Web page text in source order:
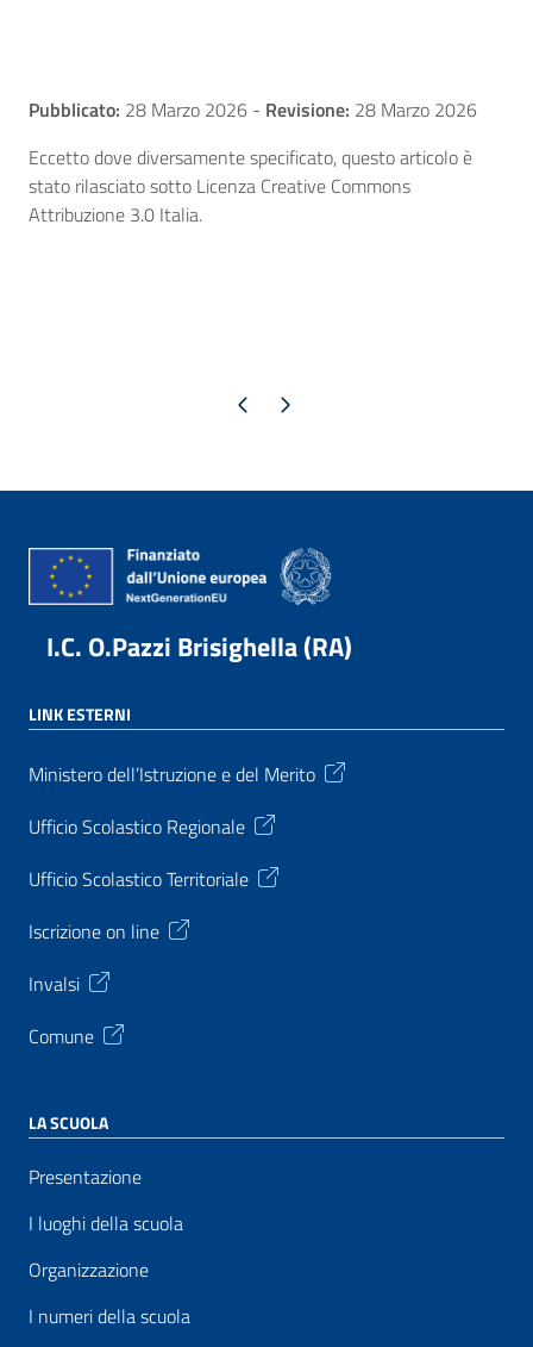
Pubblicato: 28 Marzo 2026 - Revisione: 28 Marzo 2026
Eccetto dove diversamente specificato, questo articolo è
stato rilasciato sotto Licenza Creative Commons
Attribuzione 3.0 Italia.
Pagina precedente
Pagina successiva
I.C. O.Pazzi Brisighella (RA)
LINK ESTERNI
Ministero dell’Istruzione e del Merito
Ufficio Scolastico Regionale
Ufficio Scolastico Territoriale
Iscrizione on line
Invalsi
Comune
LA SCUOLA
Presentazione
I luoghi della scuola
Organizzazione
I numeri della scuola